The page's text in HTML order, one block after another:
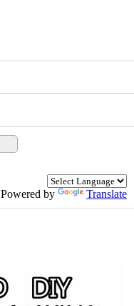
Powered by Translate